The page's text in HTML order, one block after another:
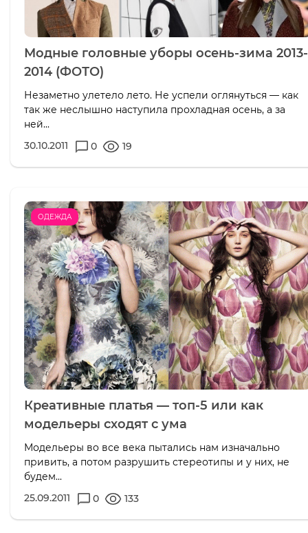
Модные головные уборы осень-зима 2013-
2014 (ФОТО)
Незаметно улетело лето. Не успели оглянуться — как
так же неслышно наступила прохладная осень, а за
ней...
30.10.2011
0 19
ОДЕЖДА
Креативные платья — топ-5 или как
модельеры сходят с ума
Модельеры во все века пытались нам изначально
привить, а потом разрушить стереотипы и у них, не
будем...
25.09.2011
0 133